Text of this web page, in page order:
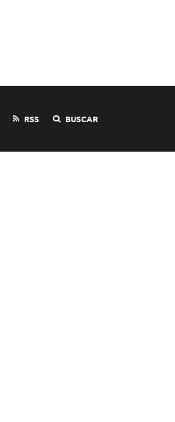
RSS BUSCAR